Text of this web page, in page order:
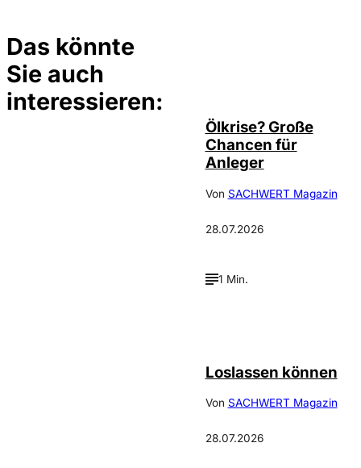
Das könnte
Sie auch
interessieren:
Ölkrise? Große
Chancen für
Anleger
Von SACHWERT Magazin
28.07.2026
1 Min.
Loslassen können
Von SACHWERT Magazin
28.07.2026